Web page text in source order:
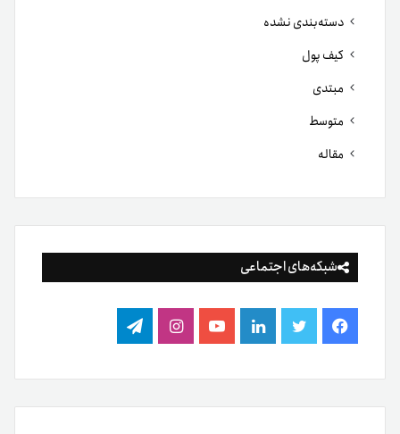
دسته‌بندی نشده
کیف پول
مبتدی
متوسط
مقاله
شبکه‌های اجتماعی
فیس
بوک
توییتر لینکدینیوتیوباینستاگرام
تلگرام